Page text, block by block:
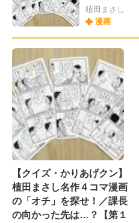
植田まさし
漫画
【クイズ・かりあげクン】
植田まさし名作４コマ漫画
の「オチ」を探せ！／課長
の向かった先は…？【第１